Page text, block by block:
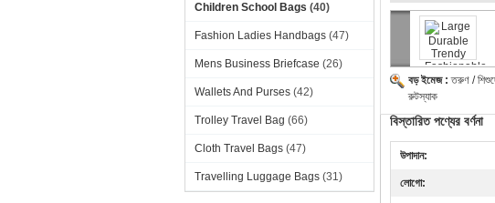
Children School Bags (40)
Fashion Ladies Handbags (47)
Mens Business Briefcase (26)
Wallets And Purses (42)
Trolley Travel Bag (66)
Cloth Travel Bags (47)
Travelling Luggage Bags (31)
বড় ইমেজ :তরুণ /
রুটস্যাক
বিস্তারিত পণ্যের বর্ণনা
উপাদান:
লোগো: